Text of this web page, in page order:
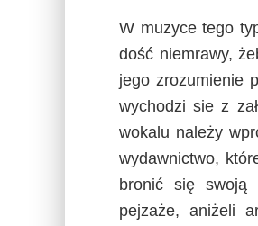
W muzyce tego
dość niemrawy,
jego zrozumienie
wychodzi sie z
wokalu należy
wydawnictwo,
bronić się swoją
pejzaże, aniżeli